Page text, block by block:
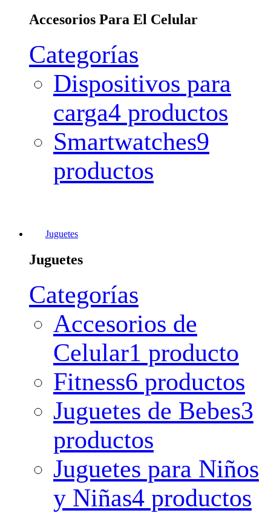
Accesorios Para El Celular
Categorías
Dispositivos para
carga4 productos
Smartwatches9
productos
Juguetes
Juguetes
Categorías
Accesorios de
Celular1 producto
Fitness6 productos
Juguetes de Bebes3
productos
Juguetes para Niños
y Niñas4 productos